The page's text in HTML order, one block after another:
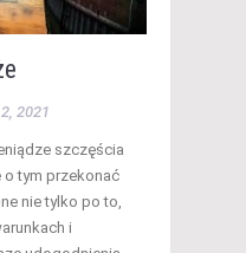
2021
szczęścia
o tym przekonać
nie tylko po to,
i